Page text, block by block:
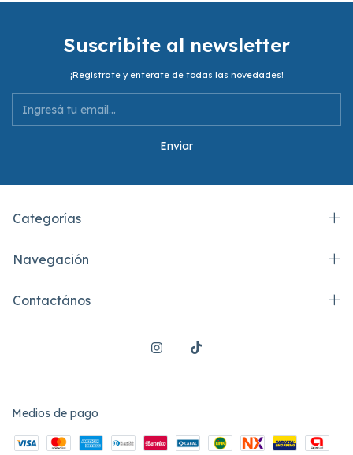
Suscribite al newsletter
¡Registrate y enterate de todas las novedades!
Categorías
Navegación
Contactános
Medios de pago